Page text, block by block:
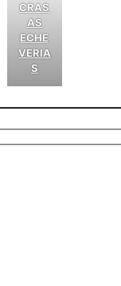
CRAS
AS
ECHE
VERIA
S